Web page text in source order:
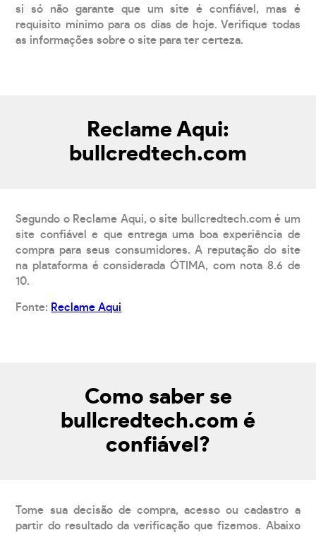
si só não garante que um site é confiável, mas é
requisito mínimo para os dias de hoje. Verifique todas
as informações sobre o site para ter certeza.
Reclame Aqui:
bullcredtech.com
Segundo o Reclame Aqui, o site bullcredtech.com é um
site confiável e que entrega uma boa experiência de
compra para seus consumidores. A reputação do site
na plataforma é considerada ÓTIMA, com nota 8.6 de
10.
Fonte: Reclame Aqui
Como saber se
bullcredtech.com é
confiável?
Tome sua decisão de compra, acesso ou cadastro a
partir do resultado da verificação que fizemos. Abaixo